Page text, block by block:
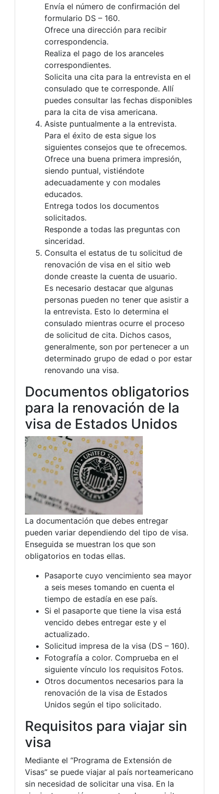
Envía el número de confirmación del
formulario DS – 160.
Ofrece una dirección para recibir
correspondencia.
Realiza el pago de los aranceles
correspondientes.
Solicita una cita para la entrevista en el
consulado que te corresponde. Allí
puedes consultar las fechas disponibles
para la cita de visa americana.
Asiste puntualmente a la entrevista.
Para el éxito de esta sigue los
siguientes consejos que te ofrecemos.
Ofrece una buena primera impresión,
siendo puntual, vistiéndote
adecuadamente y con modales
educados.
Entrega todos los documentos
solicitados.
Responde a todas las preguntas con
sinceridad.
Consulta el estatus de tu solicitud de
renovación de visa en el sitio web
donde creaste la cuenta de usuario.
Es necesario destacar que algunas
personas pueden no tener que asistir a
la entrevista. Esto lo determina el
consulado mientras ocurre el proceso
de solicitud de cita. Dichos casos,
generalmente, son por pertenecer a un
determinado grupo de edad o por estar
renovando una visa.
Documentos obligatorios
para la renovación de la
visa de Estados Unidos
La documentación que debes entregar
pueden variar dependiendo del tipo de visa.
Enseguida se muestran los que son
obligatorios en todas ellas.
Pasaporte cuyo vencimiento sea mayor
a seis meses tomando en cuenta el
tiempo de estadía en ese país.
Si el pasaporte que tiene la visa está
vencido debes entregar este y el
actualizado.
Solicitud impresa de la visa (DS – 160).
Fotografía a color. Comprueba en el
siguiente vínculo los requisitos Fotos.
Otros documentos necesarios para la
renovación de la visa de Estados
Unidos según el tipo solicitado.
Requisitos para viajar sin
visa
Mediante el “Programa de Extensión de
Visas” se puede viajar al país norteamericano
sin necesidad de solicitar una visa. En la